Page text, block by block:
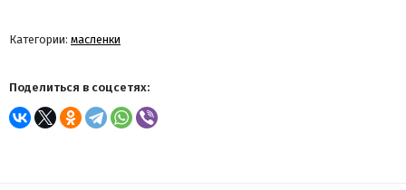
Категории: масленки
Поделиться в соцсетях: